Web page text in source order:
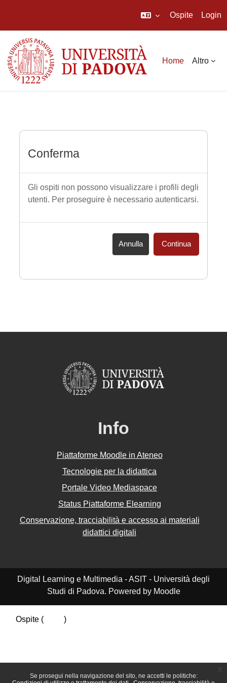
Se prosegui nella navigazione del sito, ne accetti le politiche:
Ospite Login
Home Altro
Conferma
Gli ospiti non possono visualizzare i profili degli
utenti. Per proseguire è necessario autenticarsi.
Annulla Continua
Info
Piattaforme Moodle in Ateneo
Tecnologie per la didattica
Portale Video Mediaspace
Status Piattaforme Elearning
Conservazione, tracciabilità e accesso ai materiali
didattici digitali
Digital Learning e Multimedia - ASIT - Università degli
Studi di Padova. Powered by Moodle
Ospite (
)